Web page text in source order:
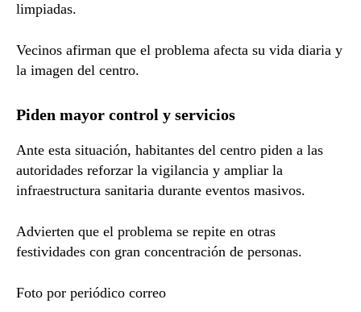
limpiadas.
Vecinos afirman que el problema afecta su vida diaria y
la imagen del centro.
Piden mayor control y servicios
Ante esta situación, habitantes del centro piden a las
autoridades reforzar la vigilancia y ampliar la
infraestructura sanitaria durante eventos masivos.
Advierten que el problema se repite en otras
festividades con gran concentración de personas.
Foto por periódico correo